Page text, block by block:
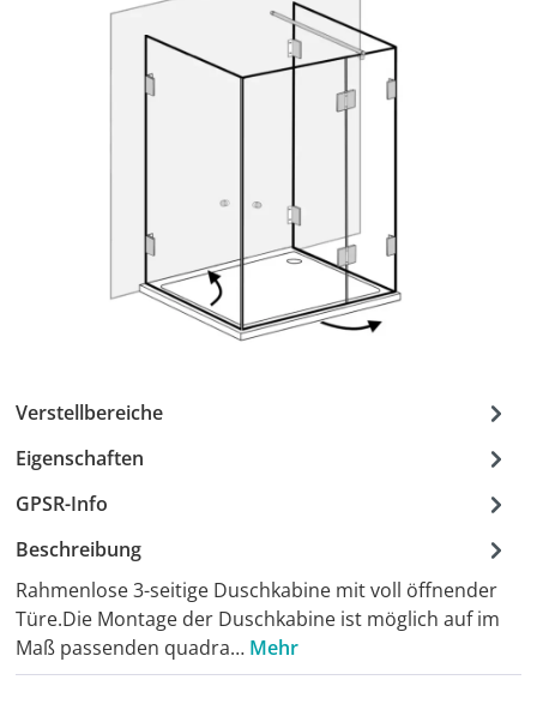
Verstellbereiche
Eigenschaften
GPSR-Info
Beschreibung
Rahmenlose 3-seitige Duschkabine mit voll öffnender
Türe.Die Montage der Duschkabine ist möglich auf im
Maß passenden quadra… Mehr